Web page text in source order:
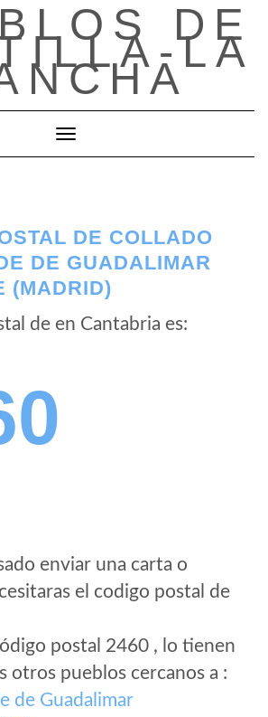
DE
LA
Cambiar modo de navegación
DE COLLADO
DE GUADALIMAR
(MADRID)
de en Cantabria es:
enviar una carta o
el codigo postal de
postal 2460 , lo tienen
otros pueblos cercanos a :
de Guadalimar